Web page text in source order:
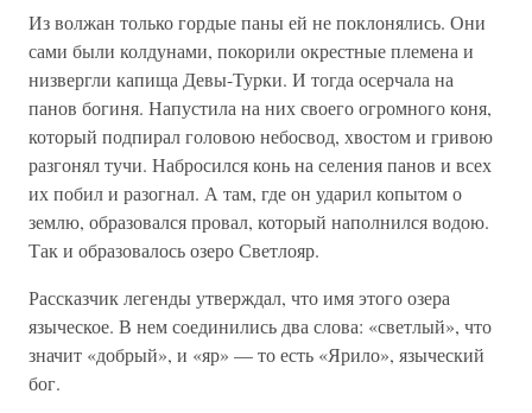
Из волжан только гордые паны ей не поклонялись. Они
сами были колдунами, покорили окрестные племена и
низвергли капища Девы-Турки. И тогда осерчала на
панов богиня. Напустила на них своего огромного коня,
который подпирал головою небосвод, хвостом и гривою
разгонял тучи. Набросился конь на селения панов и всех
их побил и разогнал. А там, где он ударил копытом о
землю, образовался провал, который наполнился водою.
Так и образовалось озеро Светлояр.
Рассказчик легенды утверждал, что имя этого озера
языческое. В нем соединились два слова: «светлый», что
значит «добрый», и «яр» — то есть «Ярило», языческий
бог.